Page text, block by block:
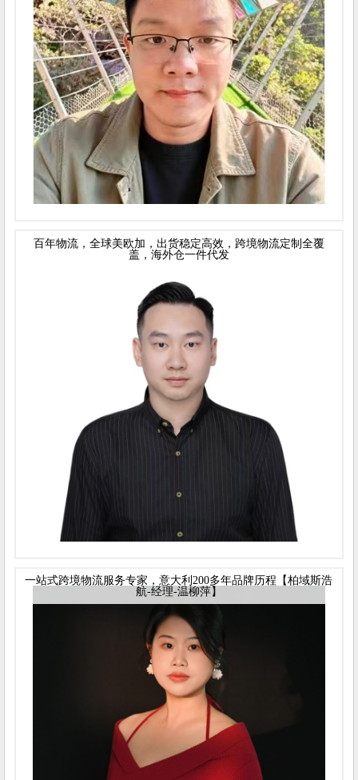
百年物流，全球美欧加，出货稳定高效，跨境物流定制全覆
盖，海外仓一件代发
一站式跨境物流服务专家，意大利200多年品牌历程【柏域斯浩
航-经理-温柳萍】